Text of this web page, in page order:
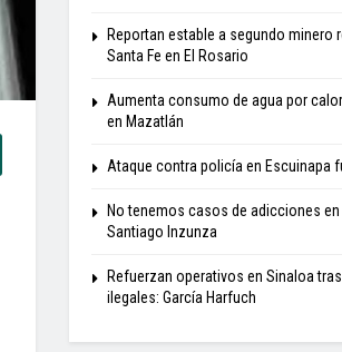
Reportan estable a segundo minero
Santa Fe en El Rosario
Aumenta consumo de agua por
en Mazatlán
Ataque contra policía en Escuinapa
No tenemos casos de adicciones
Santiago Inzunza
Refuerzan operativos en Sinaloa
ilegales: García Harfuch